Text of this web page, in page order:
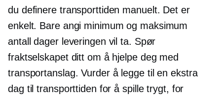
du definere transporttiden manuelt. Det er
enkelt. Bare angi minimum og maksimum
antall dager leveringen vil ta. Spør
fraktselskapet ditt om å hjelpe deg med
transportanslag. Vurder å legge til en ekstra
dag til transporttiden for å spille trygt, for